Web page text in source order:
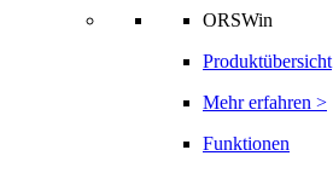
ORSWin
Produktübersicht
Mehr erfahren >
Funktionen